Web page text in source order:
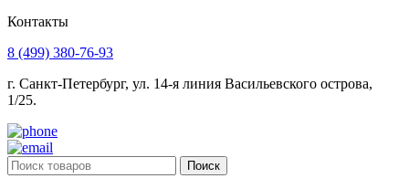
Контакты
8 (499) 380-76-93
г. Санкт-Петербург, ул. 14-я линия Васильевского острова,
1/25.
Поиск